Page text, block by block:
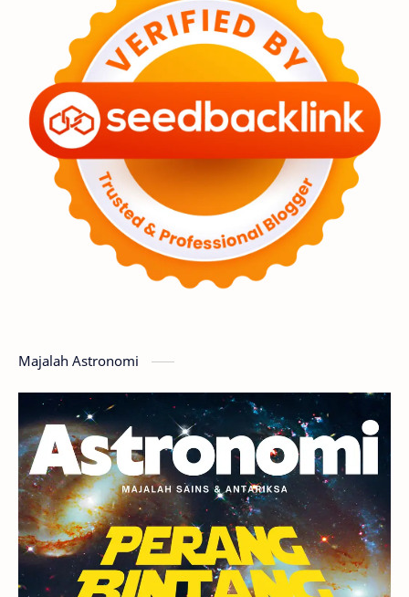
Asteroid Observasi
Premium Komet Bulan
Penelitian Serba-serbi Satelit
Luar Angkasa Video Aurora
Supernova Nebula Sponsored
Featured Mars
GMT 2016
Planet Kerdil Bumi Pengetahuan
Berita Hujan Meteor Satelit Alami
Rasi Bintang Teleskop Saturnus
GBT 2018 UFO Advertorial
Majalah Astronomi